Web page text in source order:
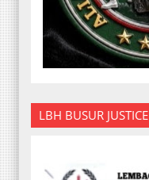
LBH BUSUR JUSTICE